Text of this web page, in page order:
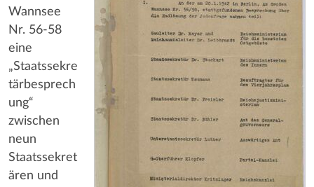
Wannsee
Nr. 56-58
eine
„Staatssekre
tärbesprech
ung“
zwischen
neun
Staatssekret
ären und